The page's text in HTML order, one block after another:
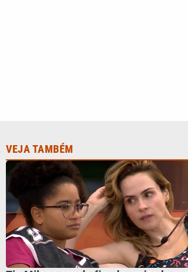
Ana Paula Renault após ‘BBB 26’: ‘Não
é fácil de reverter’
CATEGORIAS